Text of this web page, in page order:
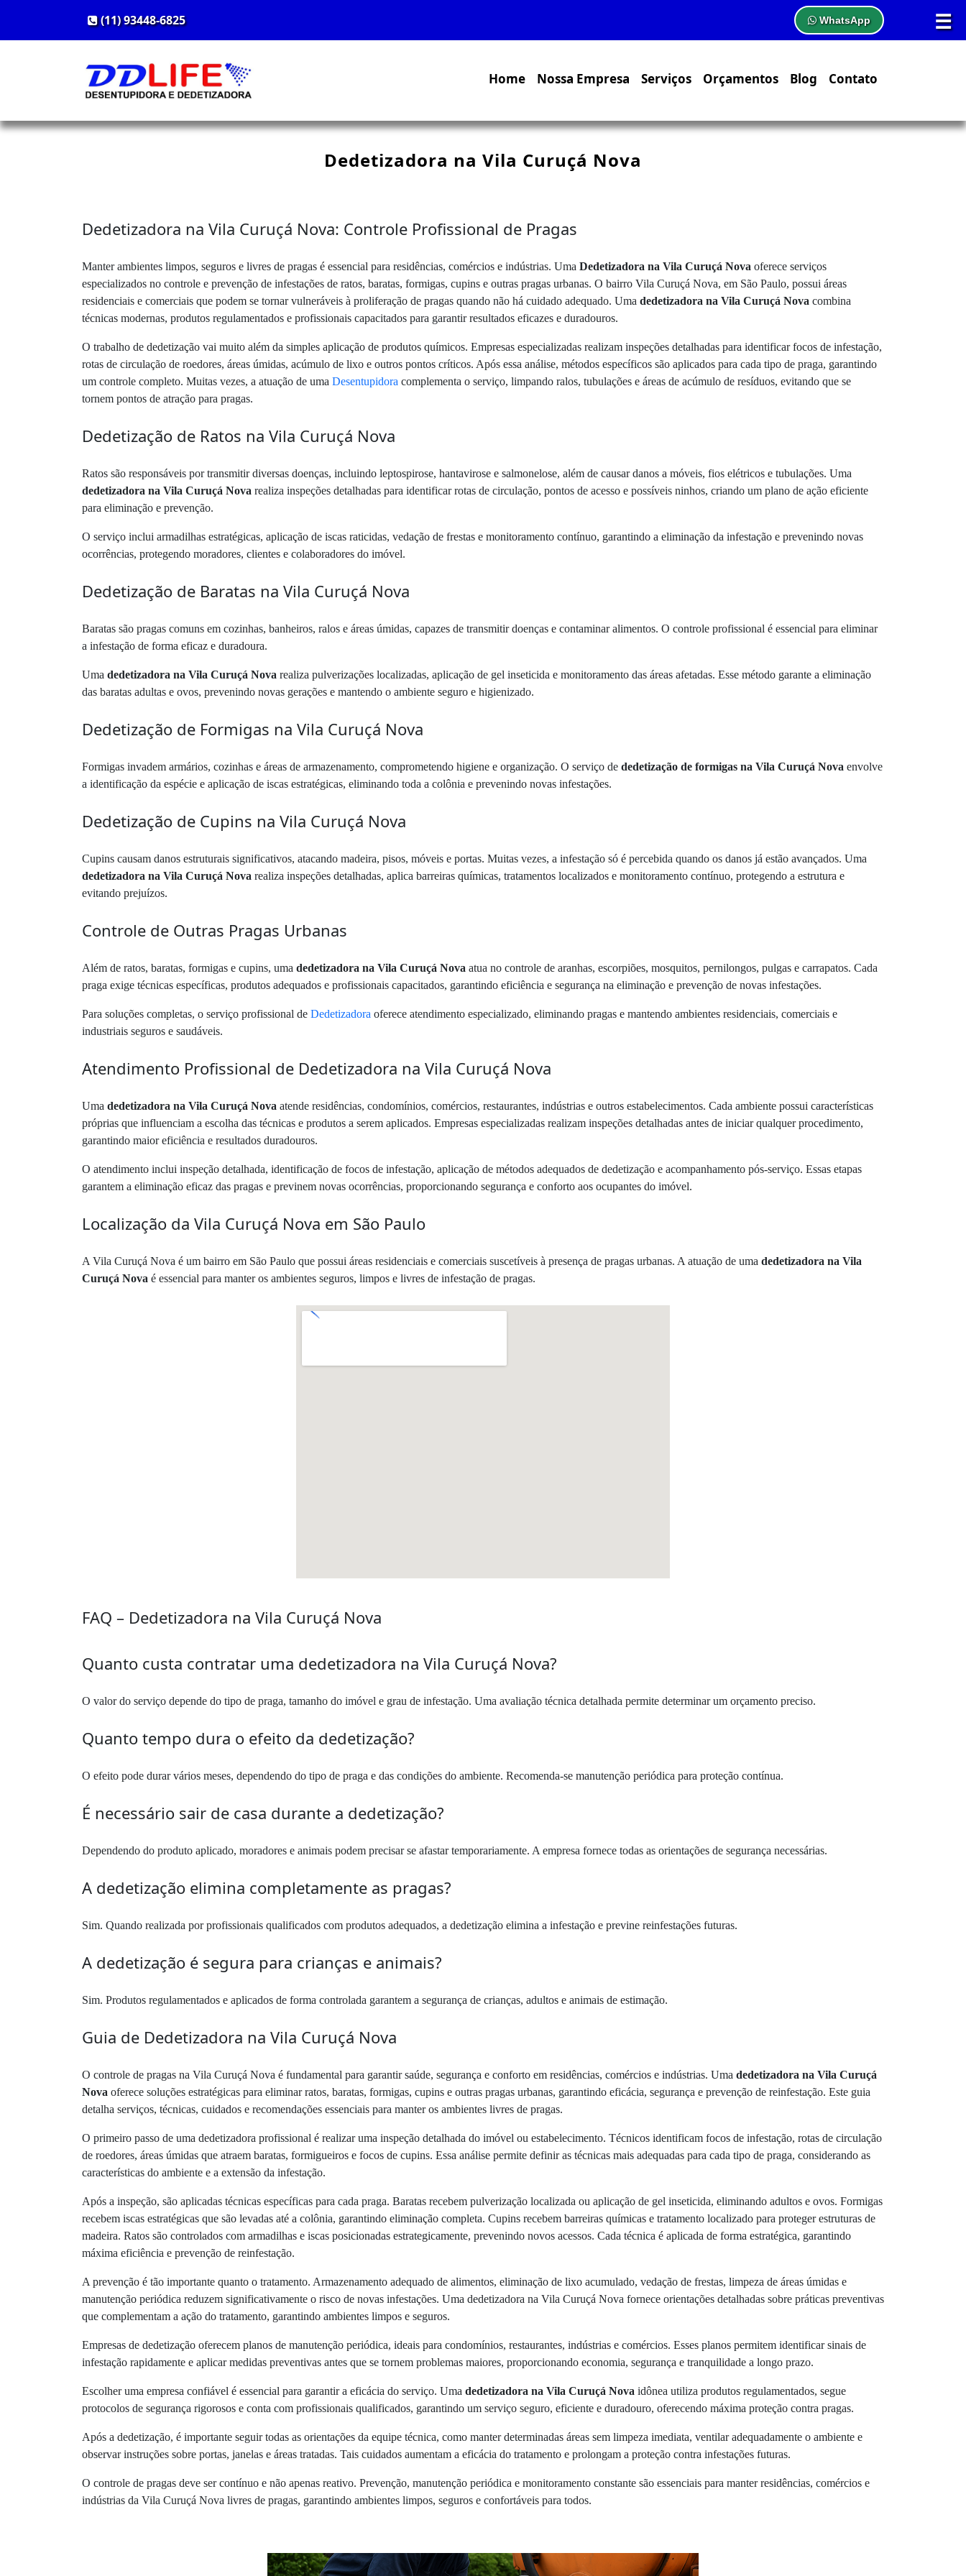
☰
(11) 93448-6825 WhatsApp
Home Nossa Empresa Serviços Orçamentos Blog Contato
Dedetizadora na Vila Curuçá Nova
Dedetizadora na Vila Curuçá Nova: Controle Profissional de Pragas
Manter ambientes limpos, seguros e livres de pragas é essencial para residências, comércios e indústrias. Uma Dedetizadora na Vila Curuçá Nova oferece serviços
especializados no controle e prevenção de infestações de ratos, baratas, formigas, cupins e outras pragas urbanas. O bairro Vila Curuçá Nova, em São Paulo, possui áreas
residenciais e comerciais que podem se tornar vulneráveis à proliferação de pragas quando não há cuidado adequado. Uma dedetizadora na Vila Curuçá Nova combina
técnicas modernas, produtos regulamentados e profissionais capacitados para garantir resultados eficazes e duradouros.
O trabalho de dedetização vai muito além da simples aplicação de produtos químicos. Empresas especializadas realizam inspeções detalhadas para identificar focos de infestação,
rotas de circulação de roedores, áreas úmidas, acúmulo de lixo e outros pontos críticos. Após essa análise, métodos específicos são aplicados para cada tipo de praga, garantindo
um controle completo. Muitas vezes, a atuação de uma Desentupidora complementa o serviço, limpando ralos, tubulações e áreas de acúmulo de resíduos, evitando que se
tornem pontos de atração para pragas.
Dedetização de Ratos na Vila Curuçá Nova
Ratos são responsáveis por transmitir diversas doenças, incluindo leptospirose, hantavirose e salmonelose, além de causar danos a móveis, fios elétricos e tubulações. Uma
dedetizadora na Vila Curuçá Nova realiza inspeções detalhadas para identificar rotas de circulação, pontos de acesso e possíveis ninhos, criando um plano de ação eficiente
para eliminação e prevenção.
O serviço inclui armadilhas estratégicas, aplicação de iscas raticidas, vedação de frestas e monitoramento contínuo, garantindo a eliminação da infestação e prevenindo novas
ocorrências, protegendo moradores, clientes e colaboradores do imóvel.
Dedetização de Baratas na Vila Curuçá Nova
Baratas são pragas comuns em cozinhas, banheiros, ralos e áreas úmidas, capazes de transmitir doenças e contaminar alimentos. O controle profissional é essencial para eliminar
a infestação de forma eficaz e duradoura.
Uma dedetizadora na Vila Curuçá Nova realiza pulverizações localizadas, aplicação de gel inseticida e monitoramento das áreas afetadas. Esse método garante a eliminação
das baratas adultas e ovos, prevenindo novas gerações e mantendo o ambiente seguro e higienizado.
Dedetização de Formigas na Vila Curuçá Nova
Formigas invadem armários, cozinhas e áreas de armazenamento, comprometendo higiene e organização. O serviço de dedetização de formigas na Vila Curuçá Nova envolve
a identificação da espécie e aplicação de iscas estratégicas, eliminando toda a colônia e prevenindo novas infestações.
Dedetização de Cupins na Vila Curuçá Nova
Cupins causam danos estruturais significativos, atacando madeira, pisos, móveis e portas. Muitas vezes, a infestação só é percebida quando os danos já estão avançados. Uma
dedetizadora na Vila Curuçá Nova realiza inspeções detalhadas, aplica barreiras químicas, tratamentos localizados e monitoramento contínuo, protegendo a estrutura e
evitando prejuízos.
Controle de Outras Pragas Urbanas
Além de ratos, baratas, formigas e cupins, uma dedetizadora na Vila Curuçá Nova atua no controle de aranhas, escorpiões, mosquitos, pernilongos, pulgas e carrapatos. Cada
praga exige técnicas específicas, produtos adequados e profissionais capacitados, garantindo eficiência e segurança na eliminação e prevenção de novas infestações.
Para soluções completas, o serviço profissional de Dedetizadora oferece atendimento especializado, eliminando pragas e mantendo ambientes residenciais, comerciais e
industriais seguros e saudáveis.
Atendimento Profissional de Dedetizadora na Vila Curuçá Nova
Uma dedetizadora na Vila Curuçá Nova atende residências, condomínios, comércios, restaurantes, indústrias e outros estabelecimentos. Cada ambiente possui características
próprias que influenciam a escolha das técnicas e produtos a serem aplicados. Empresas especializadas realizam inspeções detalhadas antes de iniciar qualquer procedimento,
garantindo maior eficiência e resultados duradouros.
O atendimento inclui inspeção detalhada, identificação de focos de infestação, aplicação de métodos adequados de dedetização e acompanhamento pós-serviço. Essas etapas
garantem a eliminação eficaz das pragas e previnem novas ocorrências, proporcionando segurança e conforto aos ocupantes do imóvel.
Localização da Vila Curuçá Nova em São Paulo
A Vila Curuçá Nova é um bairro em São Paulo que possui áreas residenciais e comerciais suscetíveis à presença de pragas urbanas. A atuação de uma dedetizadora na Vila
Curuçá Nova é essencial para manter os ambientes seguros, limpos e livres de infestação de pragas.
FAQ – Dedetizadora na Vila Curuçá Nova
Quanto custa contratar uma dedetizadora na Vila Curuçá Nova?
O valor do serviço depende do tipo de praga, tamanho do imóvel e grau de infestação. Uma avaliação técnica detalhada permite determinar um orçamento preciso.
Quanto tempo dura o efeito da dedetização?
O efeito pode durar vários meses, dependendo do tipo de praga e das condições do ambiente. Recomenda-se manutenção periódica para proteção contínua.
É necessário sair de casa durante a dedetização?
Dependendo do produto aplicado, moradores e animais podem precisar se afastar temporariamente. A empresa fornece todas as orientações de segurança necessárias.
A dedetização elimina completamente as pragas?
Sim. Quando realizada por profissionais qualificados com produtos adequados, a dedetização elimina a infestação e previne reinfestações futuras.
A dedetização é segura para crianças e animais?
Sim. Produtos regulamentados e aplicados de forma controlada garantem a segurança de crianças, adultos e animais de estimação.
Guia de Dedetizadora na Vila Curuçá Nova
O controle de pragas na Vila Curuçá Nova é fundamental para garantir saúde, segurança e conforto em residências, comércios e indústrias. Uma dedetizadora na Vila Curuçá
Nova oferece soluções estratégicas para eliminar ratos, baratas, formigas, cupins e outras pragas urbanas, garantindo eficácia, segurança e prevenção de reinfestação. Este guia
detalha serviços, técnicas, cuidados e recomendações essenciais para manter os ambientes livres de pragas.
O primeiro passo de uma dedetizadora profissional é realizar uma inspeção detalhada do imóvel ou estabelecimento. Técnicos identificam focos de infestação, rotas de circulação
de roedores, áreas úmidas que atraem baratas, formigueiros e focos de cupins. Essa análise permite definir as técnicas mais adequadas para cada tipo de praga, considerando as
características do ambiente e a extensão da infestação.
Após a inspeção, são aplicadas técnicas específicas para cada praga. Baratas recebem pulverização localizada ou aplicação de gel inseticida, eliminando adultos e ovos. Formigas
recebem iscas estratégicas que são levadas até a colônia, garantindo eliminação completa. Cupins recebem barreiras químicas e tratamento localizado para proteger estruturas de
madeira. Ratos são controlados com armadilhas e iscas posicionadas estrategicamente, prevenindo novos acessos. Cada técnica é aplicada de forma estratégica, garantindo
máxima eficiência e prevenção de reinfestação.
A prevenção é tão importante quanto o tratamento. Armazenamento adequado de alimentos, eliminação de lixo acumulado, vedação de frestas, limpeza de áreas úmidas e
manutenção periódica reduzem significativamente o risco de novas infestações. Uma dedetizadora na Vila Curuçá Nova fornece orientações detalhadas sobre práticas preventivas
que complementam a ação do tratamento, garantindo ambientes limpos e seguros.
Empresas de dedetização oferecem planos de manutenção periódica, ideais para condomínios, restaurantes, indústrias e comércios. Esses planos permitem identificar sinais de
infestação rapidamente e aplicar medidas preventivas antes que se tornem problemas maiores, proporcionando economia, segurança e tranquilidade a longo prazo.
Escolher uma empresa confiável é essencial para garantir a eficácia do serviço. Uma dedetizadora na Vila Curuçá Nova idônea utiliza produtos regulamentados, segue
protocolos de segurança rigorosos e conta com profissionais qualificados, garantindo um serviço seguro, eficiente e duradouro, oferecendo máxima proteção contra pragas.
Após a dedetização, é importante seguir todas as orientações da equipe técnica, como manter determinadas áreas sem limpeza imediata, ventilar adequadamente o ambiente e
observar instruções sobre portas, janelas e áreas tratadas. Tais cuidados aumentam a eficácia do tratamento e prolongam a proteção contra infestações futuras.
O controle de pragas deve ser contínuo e não apenas reativo. Prevenção, manutenção periódica e monitoramento constante são essenciais para manter residências, comércios e
indústrias da Vila Curuçá Nova livres de pragas, garantindo ambientes limpos, seguros e confortáveis para todos.